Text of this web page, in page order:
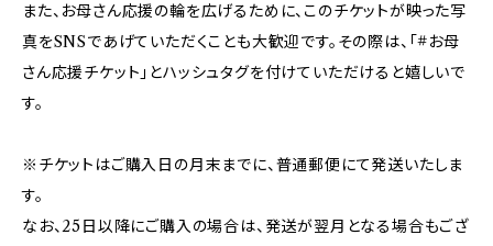
また、お母さん応援の輪を広げるために、このチケットが映った写
真をSNSであげていただくことも大歓迎です。その際は、「#お母
さん応援チケット」とハッシュタグを付けていただけると嬉しいで
す。
※チケットはご購入日の月末までに、普通郵便にて発送いたしま
す。
なお、25日以降にご購入の場合は、発送が翌月となる場合もござ